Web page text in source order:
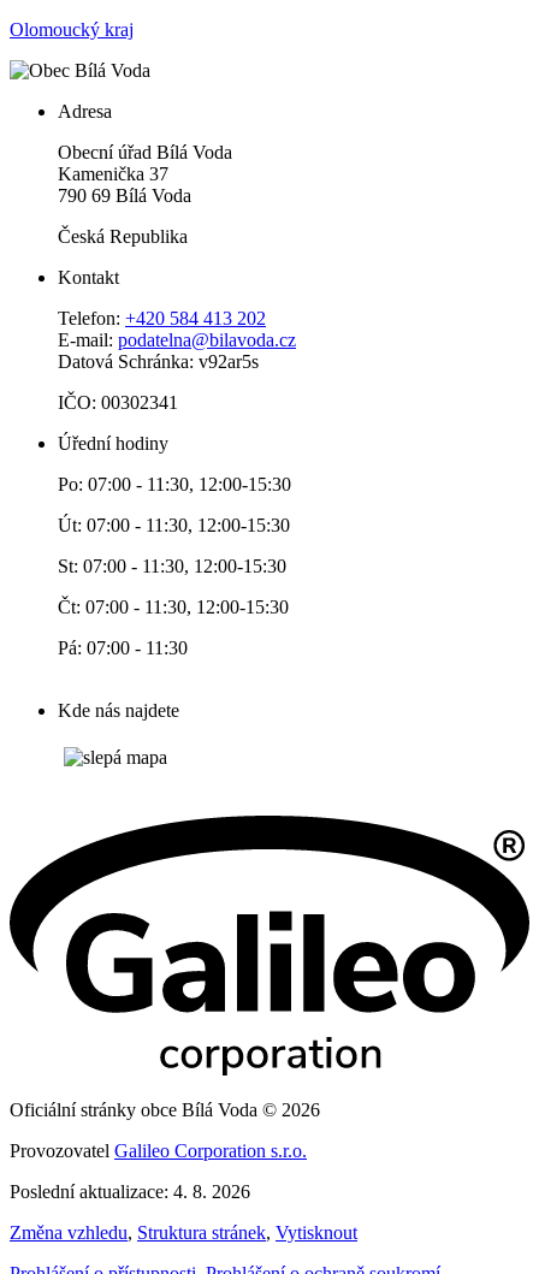
Olomoucký kraj
Adresa
Obecní úřad Bílá Voda
Kamenička 37
790 69 Bílá Voda
Česká Republika
Kontakt
Telefon: +420 584 413 202
E-mail: podatelna@bilavoda.cz
Datová Schránka: v92ar5s
IČO: 00302341
Úřední hodiny
Po: 07:00 - 11:30, 12:00-15:30
Út: 07:00 - 11:30, 12:00-15:30
St: 07:00 - 11:30, 12:00-15:30
Čt: 07:00 - 11:30, 12:00-15:30
Pá: 07:00 - 11:30
Kde nás najdete
Oficiální stránky obce Bílá Voda © 2026
Provozovatel Galileo Corporation s.r.o.
Poslední aktualizace: 4. 8. 2026
Změna vzhledu, Struktura stránek, Vytisknout